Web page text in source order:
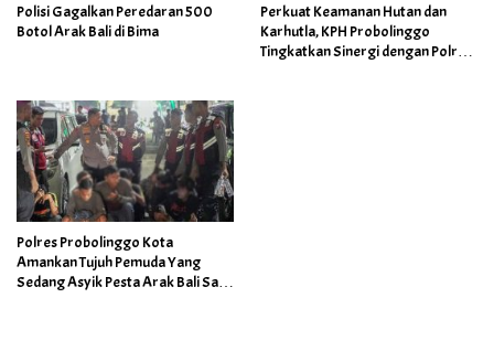
Polisi Gagalkan Peredaran 500
Botol Arak Bali di Bima
Perkuat Keamanan Hutan dan
Karhutla, KPH Probolinggo
Tingkatkan Sinergi dengan Polres
Polres Probolinggo Kota
Amankan Tujuh Pemuda Yang
Sedang Asyik Pesta Arak Bali Saat